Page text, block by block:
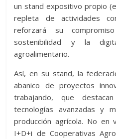
un stand expositivo propio
repleta de actividades
reforzará su
sostenibilidad y la
agroalimentario.
Así, en su stand, la
abanico de proyectos
trabajando, que
tecnologías avanzadas y
producción agrícola. No en
I+D+i de Cooperativas